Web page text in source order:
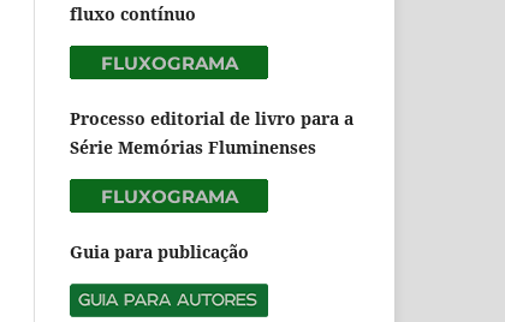
fluxo contínuo
Processo editorial de livro para a
Série Memórias Fluminenses
Guia para publicação